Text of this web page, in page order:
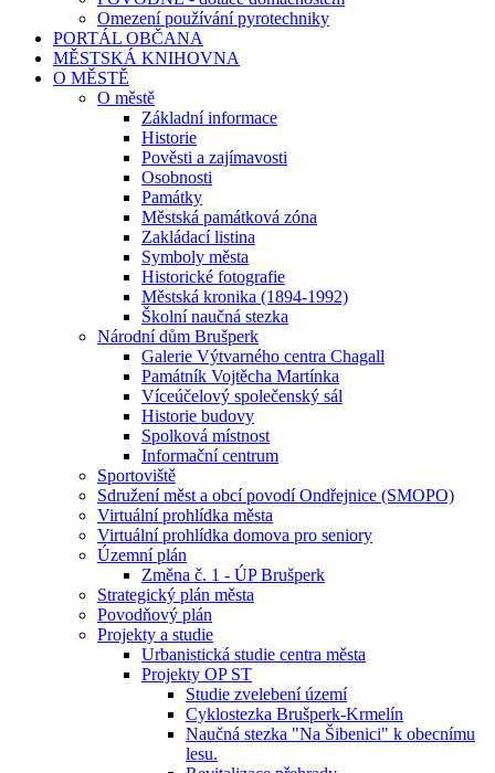
Omezení používání pyrotechniky
PORTÁL OBČANA
MĚSTSKÁ KNIHOVNA
O MĚSTĚ
O městě
Základní informace
Historie
Pověsti a zajímavosti
Osobnosti
Památky
Městská památková zóna
Zakládací listina
Symboly města
Historické fotografie
Městská kronika (1894-1992)
Školní naučná stezka
Národní dům Brušperk
Galerie Výtvarného centra Chagall
Památník Vojtěcha Martínka
Víceúčelový společenský sál
Historie budovy
Spolková místnost
Informační centrum
Sportoviště
Sdružení měst a obcí povodí Ondřejnice (SMOPO)
Virtuální prohlídka města
Virtuální prohlídka domova pro seniory
Územní plán
Změna č. 1 - ÚP Brušperk
Strategický plán města
Povodňový plán
Projekty a studie
Urbanistická studie centra města
Projekty OP ST
Studie zvelebení území
Cyklostezka Brušperk-Krmelín
Naučná stezka "Na Šibenici" k obecnímu
lesu.